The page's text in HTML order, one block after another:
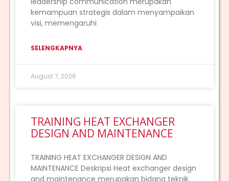
kemampuan strategis dalam menyampaikan
visi, memengaruhi
SELENGKAPNYA
August 7, 2026
TRAINING HEAT EXCHANGER
DESIGN AND MAINTENANCE
TRAINING HEAT EXCHANGER DESIGN AND
MAINTENANCE Deskripsi Heat exchanger design
and maintenance merupakan bidang teknik